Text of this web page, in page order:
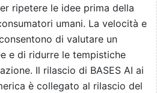
ripetere le idee prima della
umani. La velocità e
di valutare un
e di ridurre le tempistiche
Il rilascio di BASES AI ai
è collegato al rilascio del